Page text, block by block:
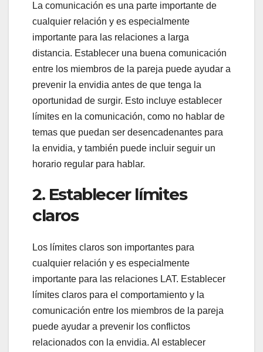
La comunicación es una parte importante de
cualquier relación y es especialmente
importante para las relaciones a larga
distancia. Establecer una buena comunicación
entre los miembros de la pareja puede ayudar a
prevenir la envidia antes de que tenga la
oportunidad de surgir. Esto incluye establecer
límites en la comunicación, como no hablar de
temas que puedan ser desencadenantes para
la envidia, y también puede incluir seguir un
horario regular para hablar.
2. Establecer límites
claros
Los límites claros son importantes para
cualquier relación y es especialmente
importante para las relaciones LAT. Establecer
límites claros para el comportamiento y la
comunicación entre los miembros de la pareja
puede ayudar a prevenir los conflictos
relacionados con la envidia. Al establecer